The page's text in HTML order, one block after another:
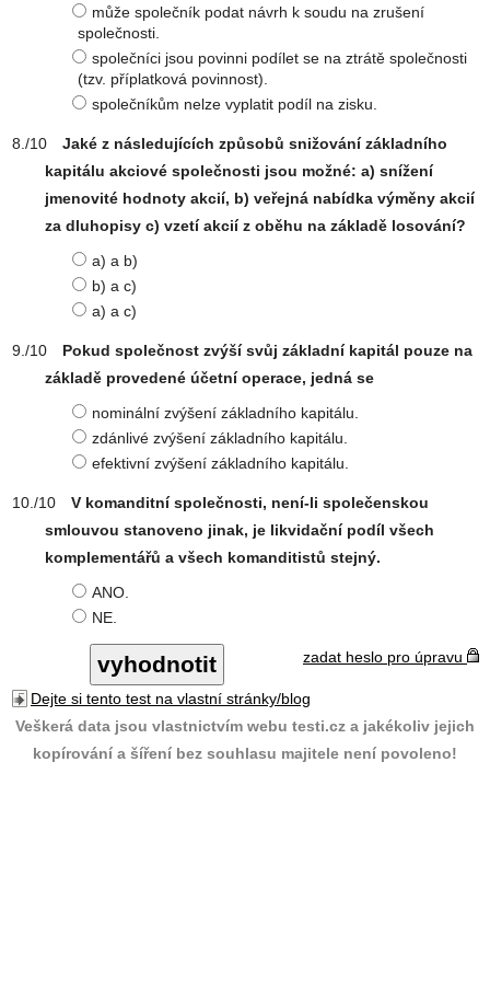
může společník podat návrh k soudu na zrušení
společnosti.
společníci jsou povinni podílet se na ztrátě společnosti
(tzv. příplatková povinnost).
společníkům nelze vyplatit podíl na zisku.
Jaké z následujících způsobů snižování základního
kapitálu akciové společnosti jsou možné: a) snížení
jmenovité hodnoty akcií, b) veřejná nabídka výměny akcií
za dluhopisy c) vzetí akcií z oběhu na základě losování?
a) a b)
b) a c)
a) a c)
Pokud společnost zvýší svůj základní kapitál pouze na
základě provedené účetní operace, jedná se
nominální zvýšení základního kapitálu.
zdánlivé zvýšení základního kapitálu.
efektivní zvýšení základního kapitálu.
V komanditní společnosti, není-li společenskou
smlouvou stanoveno jinak, je likvidační podíl všech
komplementářů a všech komanditistů stejný.
ANO.
NE.
zadat heslo pro úpravu
Dejte si tento test na vlastní stránky/blog
Veškerá data jsou vlastnictvím webu testi.cz a jakékoliv jejich
kopírování a šíření bez souhlasu majitele není povoleno!